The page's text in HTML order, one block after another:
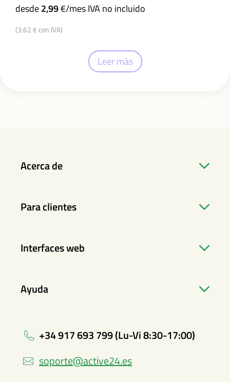
desde2,99€/mes IVA no incluido
(3,62 € con IVA)
Leer más
Acerca de
Para clientes
Interfaces web
Ayuda
+34 917 693 799 (Lu-Vi 8:30-17:00)
soporte@active24.es